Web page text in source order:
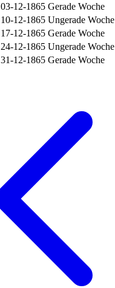
03-12-1865 Gerade Woche
10-12-1865 Ungerade Woche
17-12-1865 Gerade Woche
24-12-1865 Ungerade Woche
31-12-1865 Gerade Woche